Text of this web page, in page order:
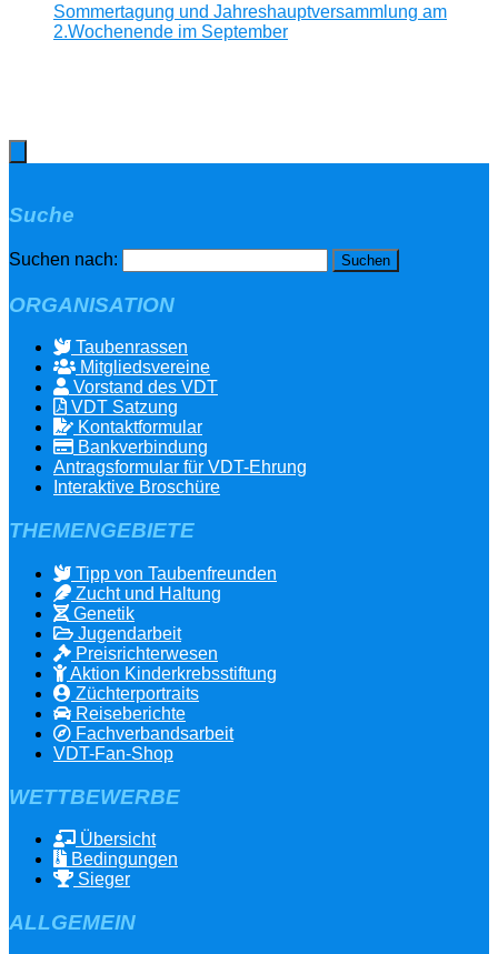
Sommertagung und Jahreshauptversammlung am
2.Wochenende im September
Suche
Suchen nach:
ORGANISATION
Taubenrassen
Mitgliedsvereine
Vorstand des VDT
VDT Satzung
Kontaktformular
Bankverbindung
Antragsformular für VDT-Ehrung
Interaktive Broschüre
THEMENGEBIETE
Tipp von Taubenfreunden
Zucht und Haltung
Genetik
Jugendarbeit
Preisrichterwesen
Aktion Kinderkrebsstiftung
Züchterportraits
Reiseberichte
Fachverbandsarbeit
VDT-Fan-Shop
WETTBEWERBE
Übersicht
Bedingungen
Sieger
ALLGEMEIN